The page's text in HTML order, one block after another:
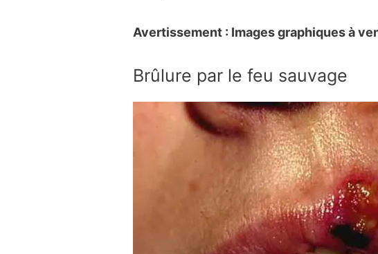
Avertissement : Images graphiques à
Brûlure par le feu sauvage